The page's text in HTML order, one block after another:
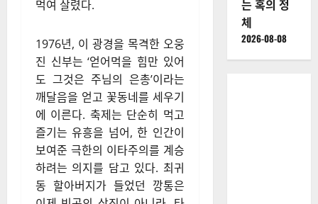
먹여 살렸다.
1976년, 이 광경을 목격한 오웅
진 신부는 ‘얻어먹을 힘만 있어
도 그것은 주님의 은총’이라는
깨달음을 얻고 꽃동네를 세우기
에 이른다. 축제는 단순히 먹고
즐기는 유흥을 넘어, 한 인간이
보여준 극한의 이타주의를 계승
하려는 의지를 담고 있다. 최귀
동 할아버지가 들었던 깡통은
는 혹의 정
체
2026-08-08